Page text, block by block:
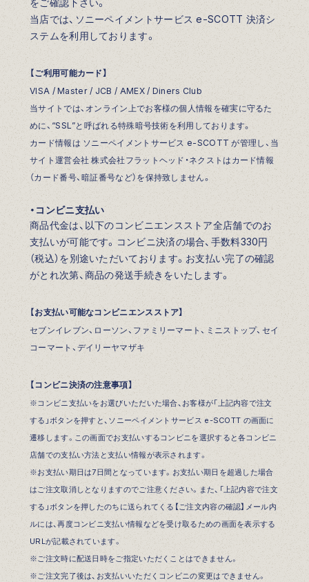
当店では、ソニーペイメントサービス e-SCOTT 決済シ
ステムを利用しております。
【ご利用可能カード】
VISA / Master / JCB / AMEX / Diners Club
当サイトでは、オンライン上でお客様の個人情報を確実に守るた
めに、“SSL”と呼ばれる特殊暗号技術を利用しております。
カード情報は ソニーペイメントサービス e-SCOTT が管理し、当
サイト運営会社 株式会社フラットヘッド・ネクストはカード情報
（カード番号、暗証番号など）を保持致しません。
・コンビニ支払い
商品代金は、以下のコンビニエンスストア全店舗でのお
支払いが可能です。コンビニ決済の場合、手数料330円
（税込）を別途いただいております。お支払い完了の確認
がとれ次第、商品の発送手続きをいたします。
【お支払い可能なコンビニエンスストア】
セブンイレブン、ローソン、ファミリーマート、ミニストップ、セイ
コーマート、デイリーヤマザキ
【コンビニ決済の注意事項】
※コンビニ支払いをお選びいただいた場合、お客様が「上記内容で注文
する」ボタンを押すと、ソニーペイメントサービス e-SCOTT の画面に
遷移します。この画面でお支払いするコンビニを選択すると各コンビニ
店舗での支払い方法と支払い情報が表示されます。
※お支払い期日は7日間となっています。お支払い期日を超過した場合
はご注文取消しとなりますのでご注意ください。また、「上記内容で注文
する」ボタンを押したのちに送られてくる【ご注文内容の確認】メール内
ルには、再度コンビニ支払い情報などを受け取るための画面を表示する
URLが記載されています。
※ご注文時に配送日時をご指定いただくことはできません。
※ご注文完了後は、お支払いいただくコンビニの変更はできません。